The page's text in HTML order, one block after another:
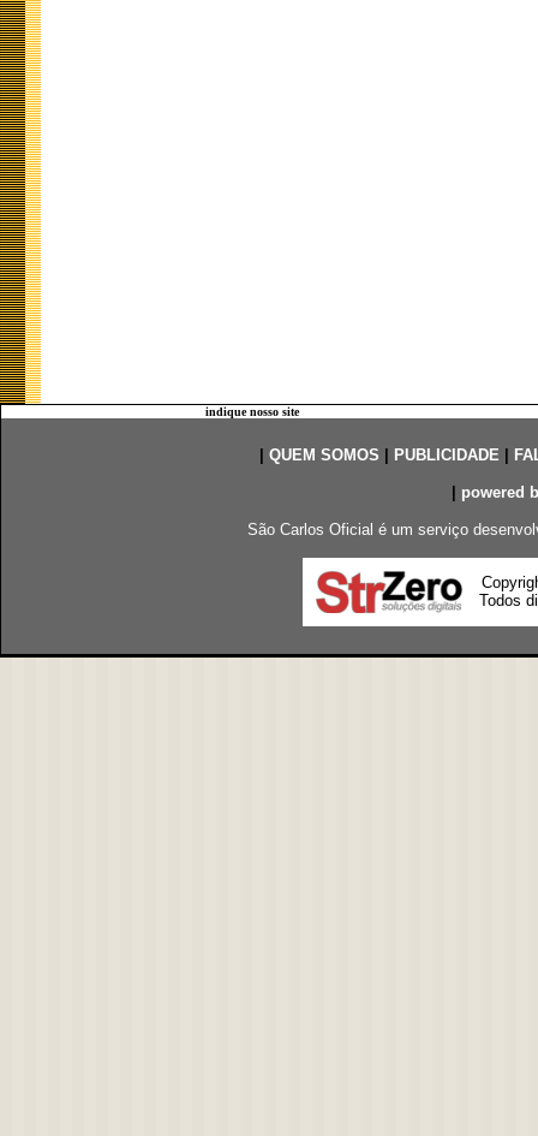
indique nosso site
QUEM SOMOS PUBLICIDADE|
powered
São Carlos Oficial é um serviço
Todos